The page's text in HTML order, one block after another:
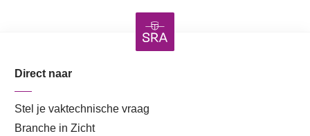
Direct naar
Stel je vaktechnische vraag
Branche in Zicht